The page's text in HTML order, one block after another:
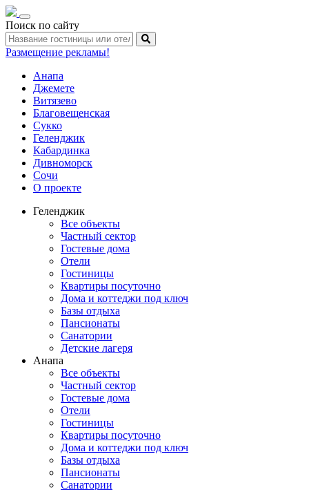
Toggle
navigation
Поиск по сайту
Размещение рекламы!
Анапа
Джемете
Витязево
Благовещенская
Сукко
Геленджик
Кабардинка
Дивноморск
Сочи
О проекте
Геленджик
Все объекты
Частный сектор
Гостевые дома
Отели
Гостиницы
Квартиры посуточно
Дома и коттеджи под ключ
Базы отдыха
Пансионаты
Санатории
Детские лагеря
Анапа
Все объекты
Частный сектор
Гостевые дома
Отели
Гостиницы
Квартиры посуточно
Дома и коттеджи под ключ
Базы отдыха
Пансионаты
Санатории